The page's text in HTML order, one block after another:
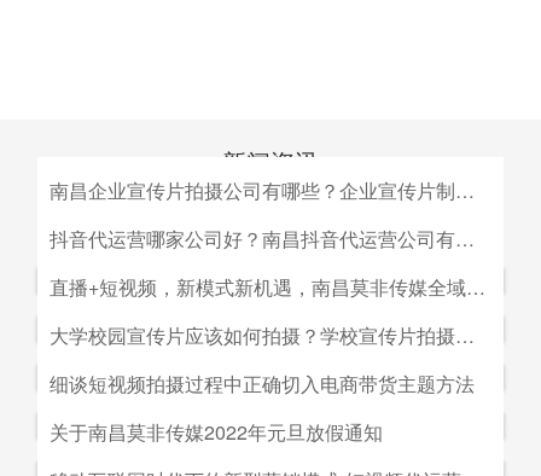
新闻资讯
南昌企业宣传片拍摄公司有哪些？企业宣传片制作公司哪家好
南昌企业宣传片拍摄公司有哪些？企业宣传片制作公司哪家
视宣传的规模，似乎企业宣传片是大企业才做得起的东西。
而事实上，正是因为公司规模小，才需要通过一个企业形象
片的包装，给经销商客户等以信心。
抖音代运营哪家公司好？南昌抖音代运营公司有哪些？
抖音代运营哪家公司好？南昌抖音代运营公司有哪些？抖音
何选择抖音代运营公司呢，首先我们要先了解抖音代运营的
主要工作有哪些，抖音代运营公司会帮助我们做什么，什么
是我们自己做不到的，随着抖音的流行，抖音代运营的发展
前景是非常好的。
直播+短视频，新模式新机遇，南昌莫非传媒全域营销平台全新低成本精准拓客！
直播+短视频，新模式新机遇，南昌莫非传媒全域营销平台
会对市场营销造成深远的影响，引领企业走向下一场变革。
2G时代，消费者实现了通讯的自由；3G时代，视频通话和
移动数据技术的兴起推动了智能手机的发展；到了4G技术
大学校园宣传片应该如何拍摄？学校宣传片拍摄出来有哪些作用？
大学校园宣传片应该如何拍摄？学校宣传片拍摄出来有哪些
始陆续的展开，而为了配合更好的招生进行学校文化建设，
都会拍摄一些大学宣传片来吸引更多学生，进而达到校园招
细谈短视频拍摄过程中正确切入电商带货主题方法
细谈短视频拍摄过程中正确切入电商带货主题方法。短视频
关于南昌莫非传媒2022年元旦放假通知